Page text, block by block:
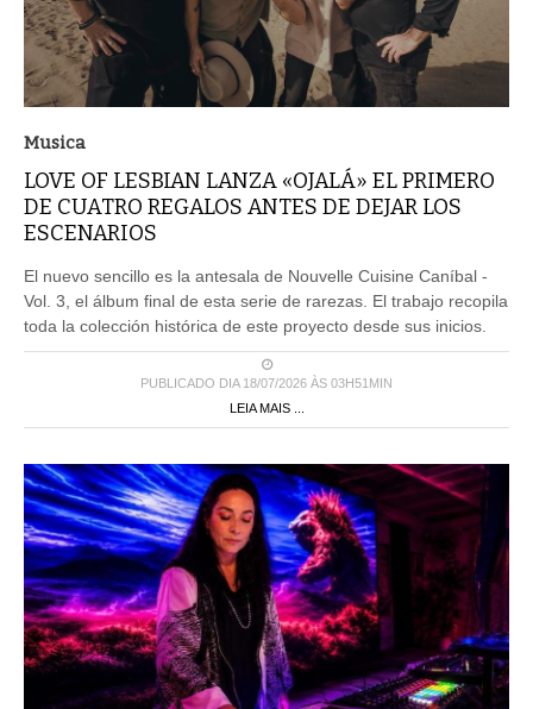
Musica
LOVE OF LESBIAN LANZA «OJALÁ» EL PRIMERO
DE CUATRO REGALOS ANTES DE DEJAR LOS
ESCENARIOS
El nuevo sencillo es la antesala de Nouvelle Cuisine Caníbal -
Vol. 3, el álbum final de esta serie de rarezas. El trabajo recopila
toda la colección histórica de este proyecto desde sus inicios.
PUBLICADO DIA 18/07/2026 ÀS 03H51MIN
LEIA MAIS ...